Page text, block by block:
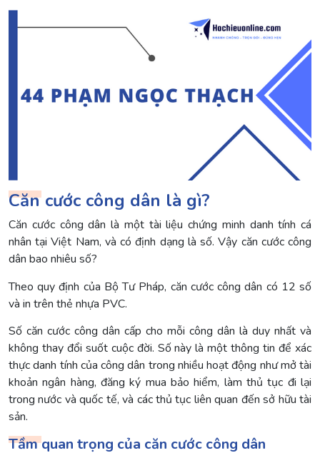
Căn cước công dân là gì?
Căn cước công dân là một tài liệu chứng minh danh tính cá
nhân tại Việt Nam, và có định dạng là số. Vậy căn cước công
dân bao nhiêu số?
Theo quy định của Bộ Tư Pháp, căn cước công dân có 12 số
và in trên thẻ nhựa PVC.
Số căn cước công dân cấp cho mỗi công dân là duy nhất và
không thay đổi suốt cuộc đời. Số này là một thông tin để xác
thực danh tính của công dân trong nhiều hoạt động như mở tài
khoản ngân hàng, đăng ký mua bảo hiểm, làm thủ tục đi lại
trong nước và quốc tế, và các thủ tục liên quan đến sở hữu tài
sản.
Tầm quan trọng của căn cước công dân